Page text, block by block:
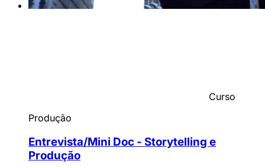
Curso
Produção
Entrevista/Mini Doc - Storytelling e
Produção